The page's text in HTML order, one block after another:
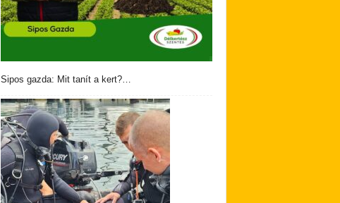
Sipos gazda: Mit tanít a kert?…